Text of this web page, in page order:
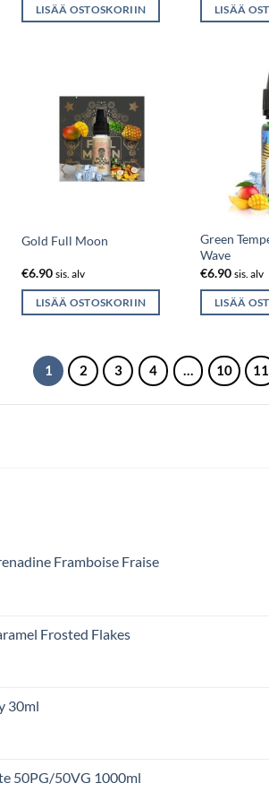
LISÄÄ OSTOSKORIIN LISÄÄ
Gold Full Moon
€6.90 sis. alv
LISÄÄ OSTOSKORIIN
Green
Wave
€6.90 sis. alv
LISÄÄ
1 2 3 4 … 10 11
Framboise Fraise
Frosted Flakes
30ml
50PG/50VG 1000ml